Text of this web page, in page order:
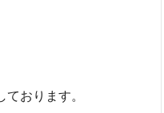
おります。